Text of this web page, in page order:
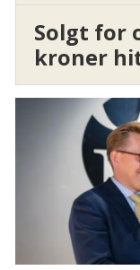
Solgt for
kroner